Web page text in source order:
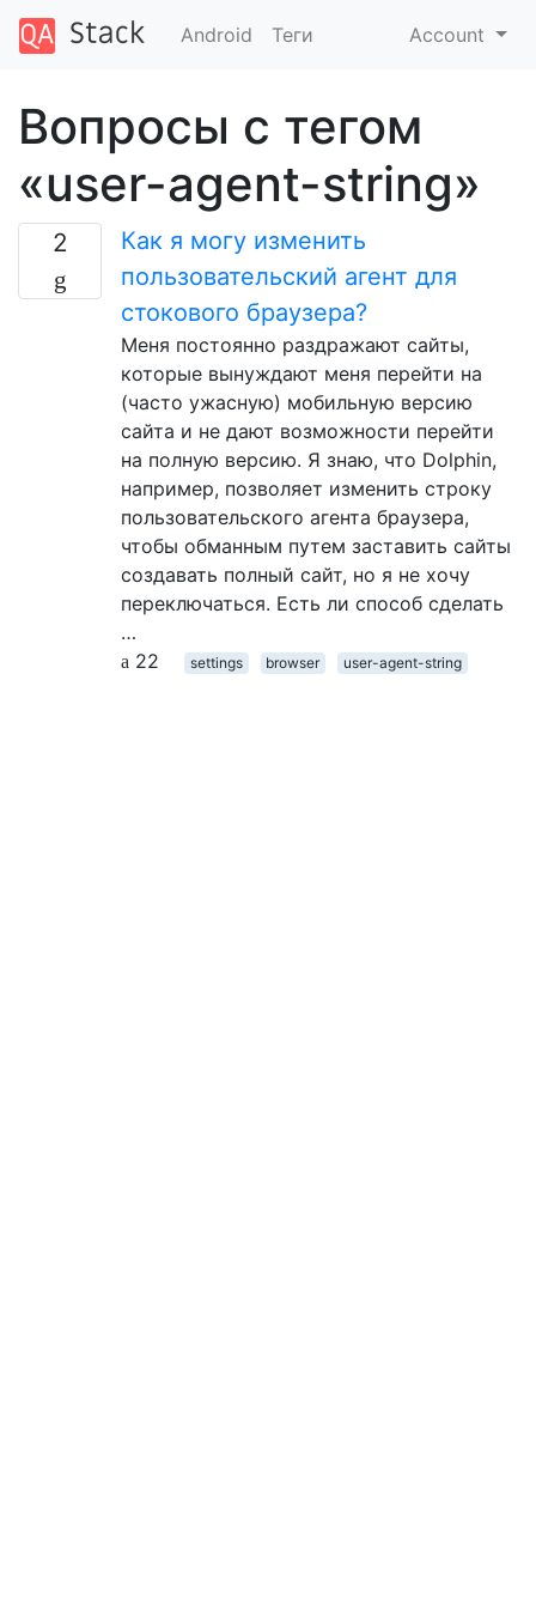
Android Теги Account
Вопросы с тегом
«user-agent-string»
2
Как я могу изменить
пользовательский агент для
стокового браузера?
Меня постоянно раздражают сайты,
которые вынуждают меня перейти на
(часто ужасную) мобильную версию
сайта и не дают возможности перейти
на полную версию. Я знаю, что Dolphin,
например, позволяет изменить строку
пользовательского агента браузера,
чтобы обманным путем заставить сайты
создавать полный сайт, но я не хочу
переключаться. Есть ли способ сделать
…
22
settings browser user-agent-string